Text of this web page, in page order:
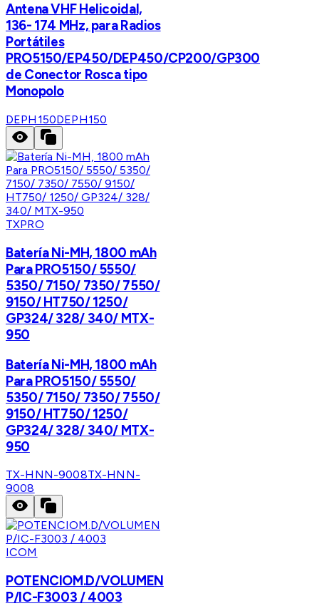
Antena VHF Helicoidal,
136- 174 MHz, para Radios
Portátiles
PRO5150/EP450/DEP450/CP200/GP300
de Conector Rosca tipo
Monopolo
DEPH150DEPH150
TXPRO
Batería Ni-MH, 1800 mAh
Para PRO5150/ 5550/
5350/ 7150/ 7350/ 7550/
9150/ HT750/ 1250/
GP324/ 328/ 340/ MTX-
950
Batería Ni-MH, 1800 mAh
Para PRO5150/ 5550/
5350/ 7150/ 7350/ 7550/
9150/ HT750/ 1250/
GP324/ 328/ 340/ MTX-
950
TX-HNN-9008TX-HNN-
9008
ICOM
POTENCIOM.D/VOLUMEN
P/IC-F3003 / 4003